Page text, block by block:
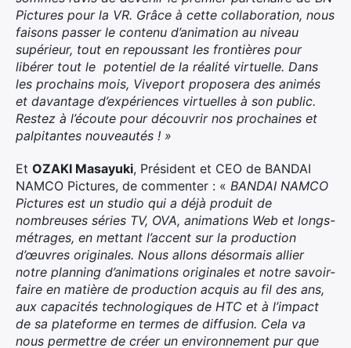
Pictures pour la VR. Grâce à cette collaboration, nous
faisons passer le contenu d’animation au niveau
supérieur, tout en repoussant les frontières pour
libérer tout le potentiel de la réalité virtuelle. Dans
les prochains mois, Viveport proposera des animés
et davantage d’expériences virtuelles à son public.
Restez à l’écoute pour découvrir nos prochaines et
palpitantes nouveautés ! »
Et OZAKI Masayuki, Président et CEO de BANDAI
NAMCO Pictures, de commenter : « BANDAI NAMCO
Pictures est un studio qui a déjà produit de
nombreuses séries TV, OVA, animations Web et longs-
métrages, en mettant l’accent sur la production
d’œuvres originales. Nous allons désormais allier
notre planning d’animations originales et notre savoir-
faire en matière de production acquis au fil des ans,
aux capacités technologiques de HTC et à l’impact
de sa plateforme en termes de diffusion. Cela va
nous permettre de créer un environnement pur que